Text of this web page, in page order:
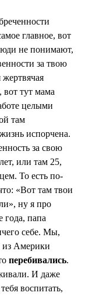
главное, вот
не понимают,
за твою
жертвячая
тут мама
целыми
там
испорчена.
за свою
или там 25,
То есть по-
«Вот там твои
ну я про
года, папа
себе. Мы,
Америки
перебивались.
И даже
воспитать,